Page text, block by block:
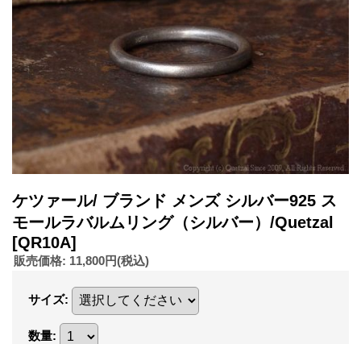
ケツァール/ ブランド メンズ シルバー925 ス
モールラバルムリング（シルバー）/Quetzal
[QR10A]
販売価格: 11,800円(税込)
サイズ:
数量: